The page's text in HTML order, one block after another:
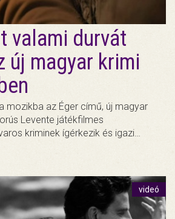
valami durvát
új magyar krimi
mozikba az Éger című, új magyar
Levente játékfilmes
kriminek ígérkezik és igazi…
videó